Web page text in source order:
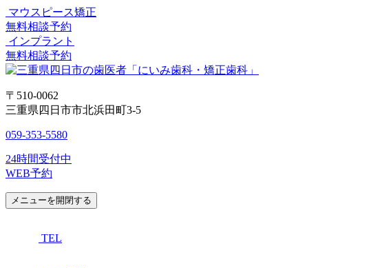
マウスピース矯正
無料相談予約
インプラント
無料相談予約
〒510-0062
三重県四日市市北浜田町3-5
059-353-5580
24時間受付中
WEB予約
メニューを開閉する
TEL